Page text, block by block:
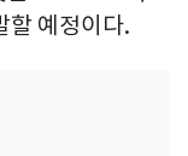
할 예정이다.